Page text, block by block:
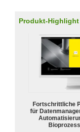
Produkt-Highlight
Fortschrittliche
für